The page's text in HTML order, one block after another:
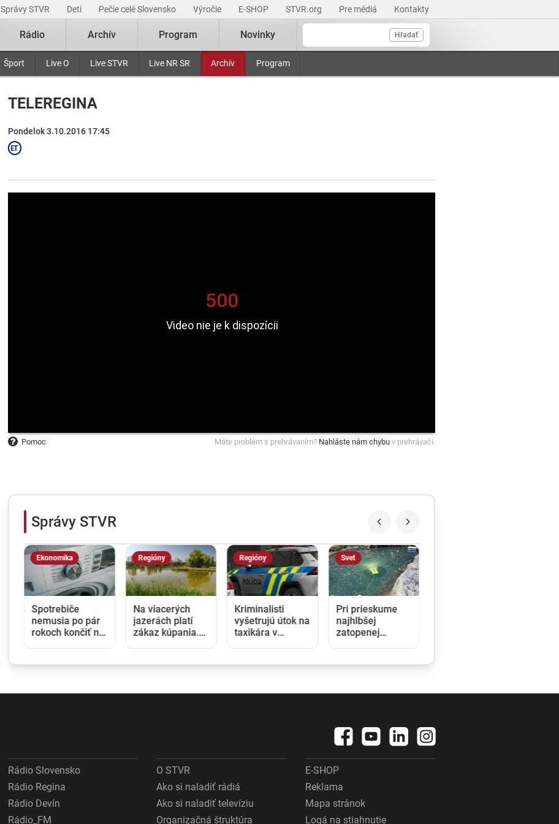
Správy STVR Deti Pečie celé Slovensko Výročie E-SHOP STVR.org Pre médiá Kontakty
Hľadať
Šport Live O Live STVR Live NR SR Archív Program
Rádio Archív Program Novinky
TELEREGINA
Pondelok 3.10.2016 17:45
Pomoc Máte problém s prehrávaním? Nahláste nám chybu v prehrávači.
Správy STVR
Ekonomika
Spotrebiče
nemusia po pár
rokoch končiť na
na opravu
Regióny
Na viacerých
jazerách platí
zákaz kúpania.
výskyt baktérií
Regióny
Kriminalisti
vyšetrujú útok na
taxikára v
zraneniami
nemocnici
Svet
Pri prieskume
najhlbšej
zatopenej
český potápač.
z hĺbky 186
Rádio Slovensko
Rádio Regina
Rádio Devín
Rádio_FM
O STVR
Ako si naladiť rádiá
Ako si naladiť televíziu
Organizačná štruktúra
E-SHOP
Reklama
Mapa stránok
Logá na stiahnutie